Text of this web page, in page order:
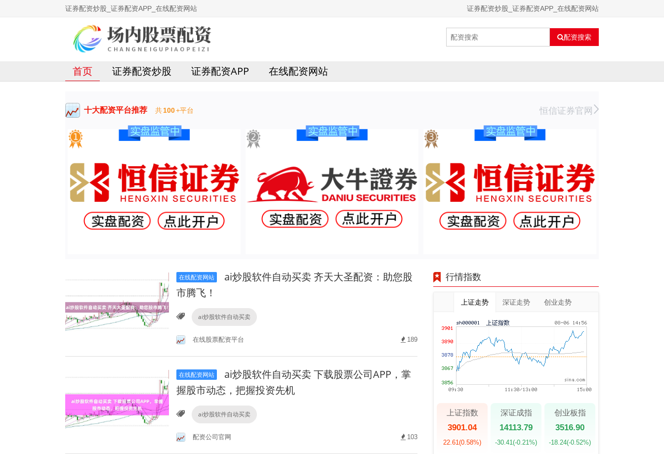
证券配资炒股_证券配资APP_在线配资网站 证券配资炒股_证券配资APP_在线配资网站
配资搜索
首页 证券配资炒股 证券配资APP 在线配资网站
十大配资平台推荐 共100+平台 恒信证券官网
在线配资网站
ai炒股软件自动买卖 齐天大圣配资：助您股
市腾飞！
ai炒股软件自动买卖
在线股票配资平台 189
在线配资网站
ai炒股软件自动买卖 下载股票公司APP，掌
握股市动态，把握投资先机
ai炒股软件自动买卖
配资公司官网 103
行情指数
上证走势 深证走势 创业走势
上证指数
3901.04
22.61(0.58%)
深证成指
14113.79
-30.41(-0.21%)
创业板指
3516.90
-18.24(-0.52%)